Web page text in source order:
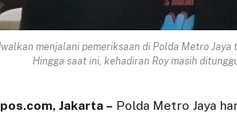
menjalani pemeriksaan di Polda Metro
Hingga saat ini, kehadiran Roy masih
Jakarta – Polda Metro Jaya